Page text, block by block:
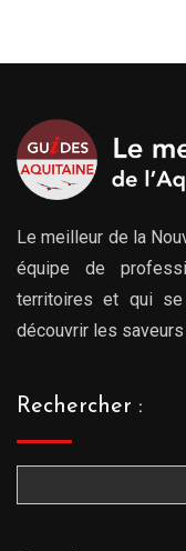
Le meilleur de la
équipe de
territoires et qui
découvrir les
Rechercher :